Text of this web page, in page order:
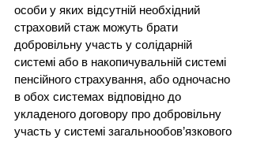
особи у яких відсутній необхідний
страховий стаж можуть брати
добровільну участь у солідарній
системі або в накопичувальній системі
пенсійного страхування, або одночасно
в обох системах відповідно до
укладеного договору про добровільну
участь у системі загальнообов’язкового